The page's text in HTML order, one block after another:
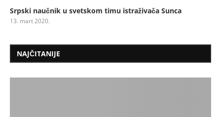
Srpski naučnik u svetskom timu istraživača Sunca
13. mart 2020.
NAJČITANIJE